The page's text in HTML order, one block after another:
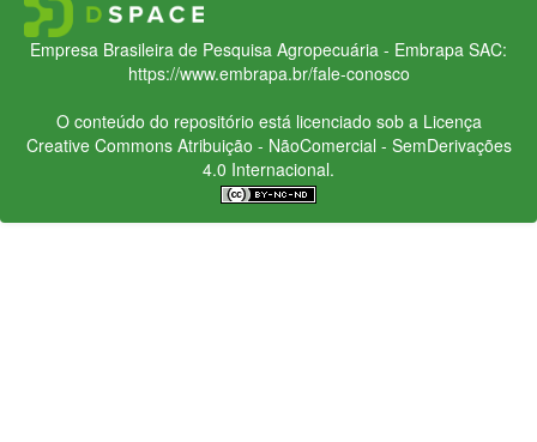
Empresa Brasileira de Pesquisa Agropecuária - Embrapa SAC:
https://www.embrapa.br/fale-conosco
O conteúdo do repositório está licenciado sob a Licença
Creative CommonsAtribuição - NãoComercial - SemDerivações
4.0 Internacional.